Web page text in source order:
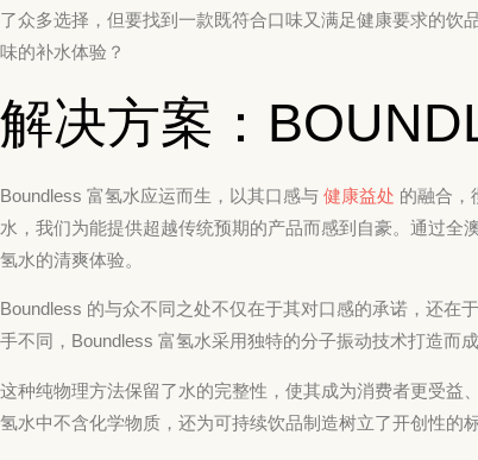
了众多选择，但要找到一款既符合口味又满足健康要求的饮
味的补水体验？
解决方案：
Boundless 富氢水应运而生，以其口感与 健康益处 的融合，
水，我们为能提供超越传统预期的产品而感到自豪。通过全
氢水的清爽体验。
Boundless 的与众不同之处不仅在于其对口感的承诺，还在
手不同，Boundless 富氢水采用独特的分子振动技术打造而成
这种纯物理方法保留了水的完整性，使其成为消费者更受益
氢水中不含化学物质，还为可持续饮品制造树立了开创性的标